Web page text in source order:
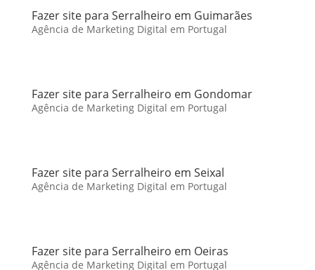
Fazer site para Serralheiro em Guimarães
Agência de Marketing Digital em Portugal
Fazer site para Serralheiro em Gondomar
Agência de Marketing Digital em Portugal
Fazer site para Serralheiro em Seixal
Agência de Marketing Digital em Portugal
Fazer site para Serralheiro em Oeiras
Agência de Marketing Digital em Portugal